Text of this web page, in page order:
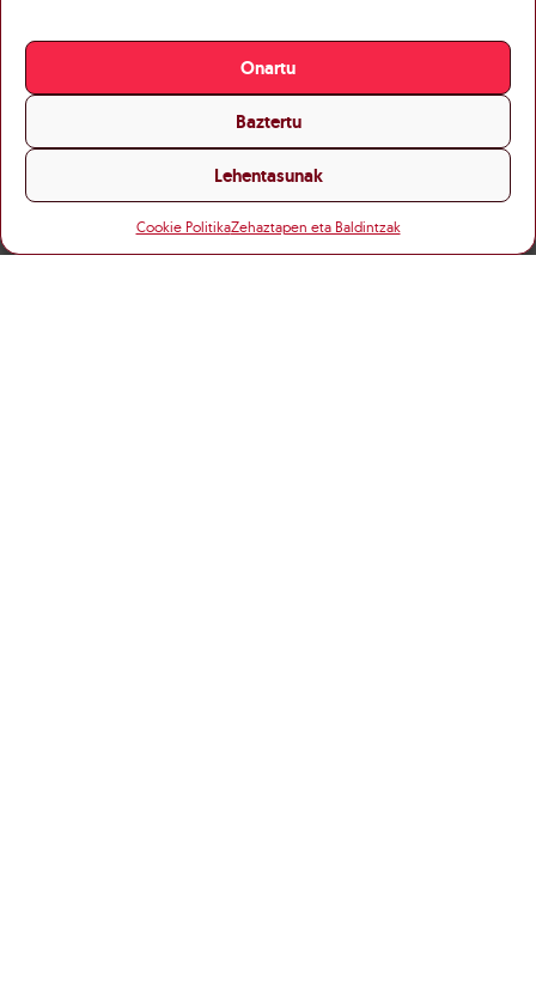
Onartu
Baztertu
Lehentasunak
Cookie PolitikaZehaztapen eta Baldintzak